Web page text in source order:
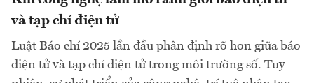
và tạp chí điện tử
Luật Báo chí 2025 lần đầu phân định rõ hơn giữa báo
điện tử và tạp chí điện tử trong môi trường số. Tuy